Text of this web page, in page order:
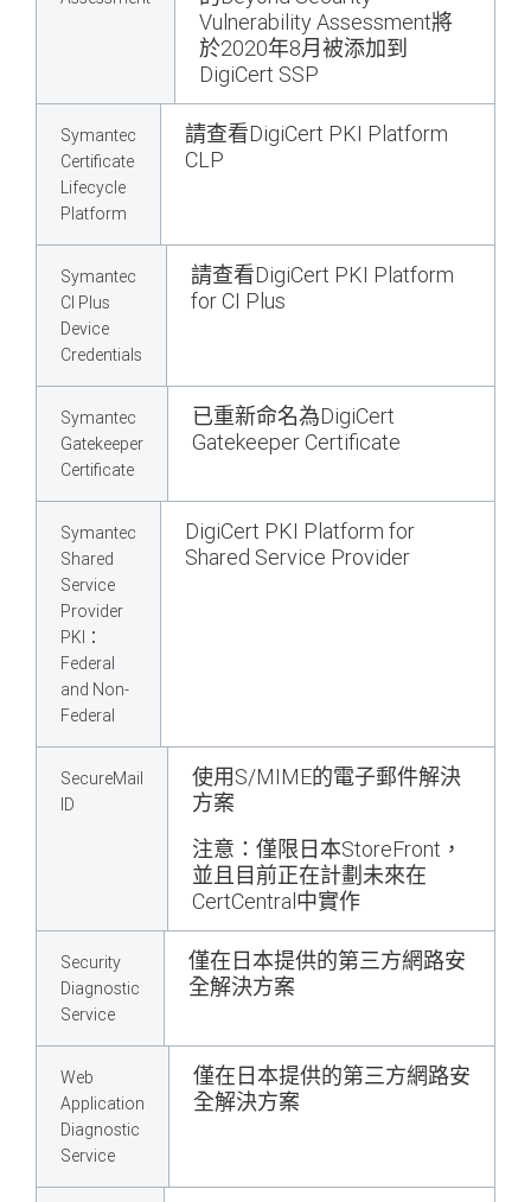
Vulnerability Assessment將
於2020年8月被添加到
DigiCert SSP
Symantec
Certificate
Lifecycle
Platform
請查看DigiCert PKI Platform
CLP
Symantec
CI Plus
Device
Credentials
請查看DigiCert PKI Platform
for CI Plus
Symantec
Gatekeeper
Certificate
已重新命名為DigiCert
Gatekeeper Certificate
Symantec
Shared
Service
Provider
PKI：
Federal
and Non-
Federal
DigiCert PKI Platform for
Shared Service Provider
SecureMail
ID
使用S/MIME的電子郵件解決
方案
注意：僅限日本StoreFront，
並且目前正在計劃未來在
CertCentral中實作
Security
Diagnostic
Service
僅在日本提供的第三方網路安
全解決方案
Web
Application
Diagnostic
Service
僅在日本提供的第三方網路安
全解決方案